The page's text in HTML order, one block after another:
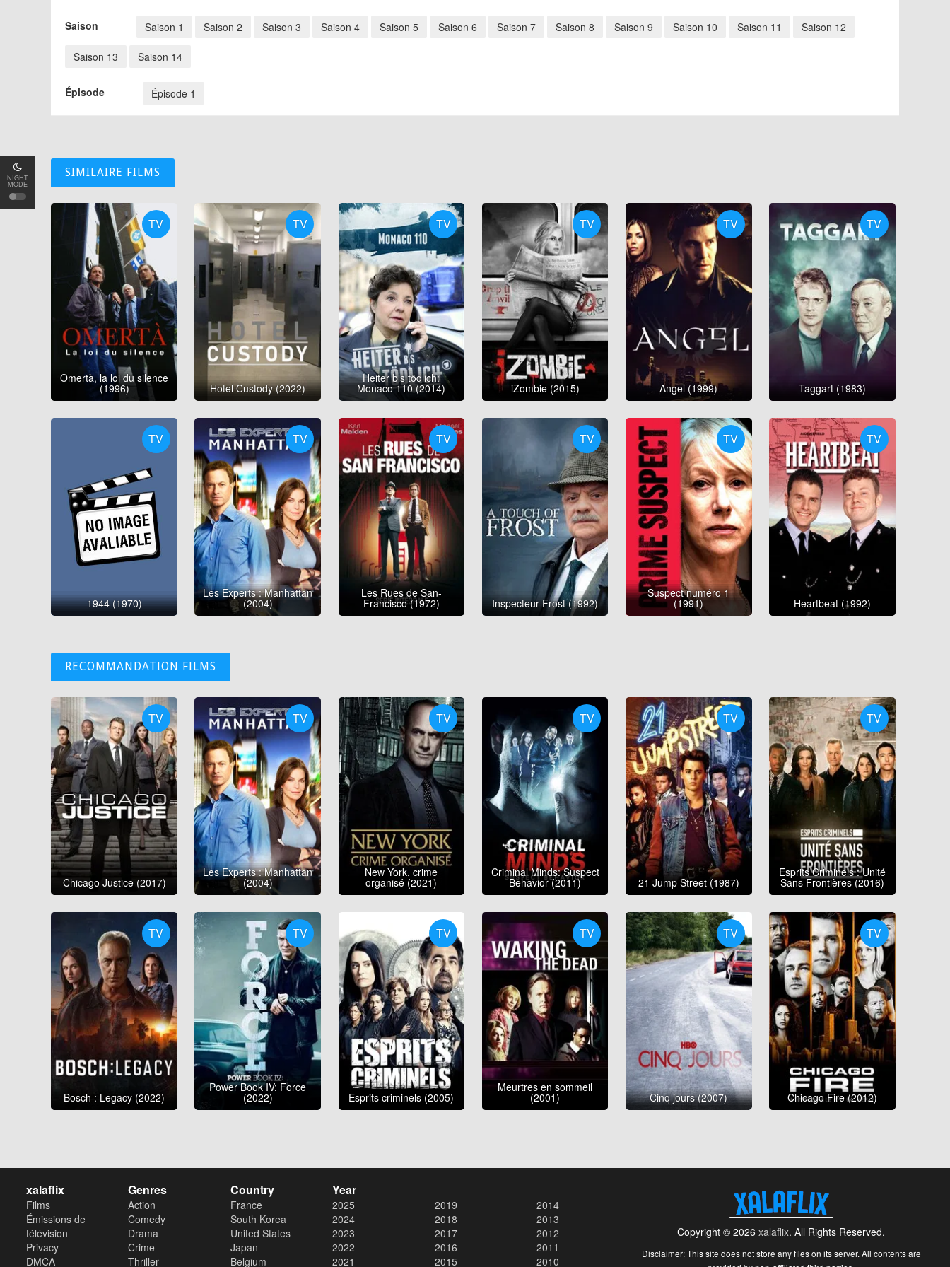
NIGHT
MODE
Saison Saison 1 Saison 2 Saison 3 Saison 4 Saison 5 Saison 6 Saison 7 Saison 8 Saison 9 Saison 10 Saison 11 Saison 12
Saison 13 Saison 14
Épisode Épisode 1
SIMILAIRE FILMS
TV
Omertà, la loi du silence
(1996)
TV
Hotel Custody (2022)
TV
Heiter bis tödlich:
Monaco 110 (2014)
TV
iZombie (2015)
TV
Angel (1999)
TV
Taggart (1983)
TV
1944 (1970)
TV
Les Experts : Manhattan
(2004)
TV
Les Rues de San-
Francisco (1972)
TV
Inspecteur Frost (1992)
TV
Suspect numéro 1
(1991)
TV
Heartbeat (1992)
RECOMMANDATION FILMS
TV
Chicago Justice (2017)
TV
Les Experts : Manhattan
(2004)
TV
New York, crime
organisé (2021)
TV
Criminal Minds: Suspect
Behavior (2011)
TV
21 Jump Street (1987)
TV
Esprits Criminels : Unité
Sans Frontières (2016)
TV
Bosch : Legacy (2022)
TV
Power Book IV: Force
(2022)
TV
Esprits criminels (2005)
TV
Meurtres en sommeil
(2001)
TV
Cinq jours (2007)
TV
Chicago Fire (2012)
xalaflix
Films
Émissions de
télévision
Privacy
DMCA
Genres
Action
Comedy
Drama
Crime
Thriller
Country
France
South Korea
United States
Japan
Belgium
Year
2025
2024
2023
2022
2021
2019
2018
2017
2016
2015
2014
2013
2012
2011
2010
Copyright © 2026xalaflix. All Rights Reserved.
Disclaimer: This site does not store any files on its server. All contents are